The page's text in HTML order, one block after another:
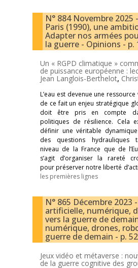
N° 884 Novembre 2025
Paris (1990), une
Adapter nos armées
la guerre - Opinions - p.
Un « RGPD climatique »
de puissance européenne :
Jean Langlois-Berthelot,
L’eau est devenue une
de ce fait un enjeu stratégique
doit être pris en compte
politiques de résilience. Cela
définir une véritable
des questions hydrauliques
niveau de la France que de
s’agit d’organiser la rareté
pour préserver notre liberté
les premières lignes
N° 865 Décembre 2023
artificielle, numérique,
vers la guerre de
numérique, drones,
guerre de demain - p.
Jeux vidéo et métaverse :
de la guerre cognitive des